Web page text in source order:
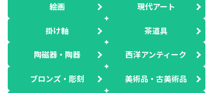
絵画 現代アート
掛け軸 茶道具
陶磁器・陶器 西洋アンティーク
ブロンズ・彫刻 美術品・古美術品